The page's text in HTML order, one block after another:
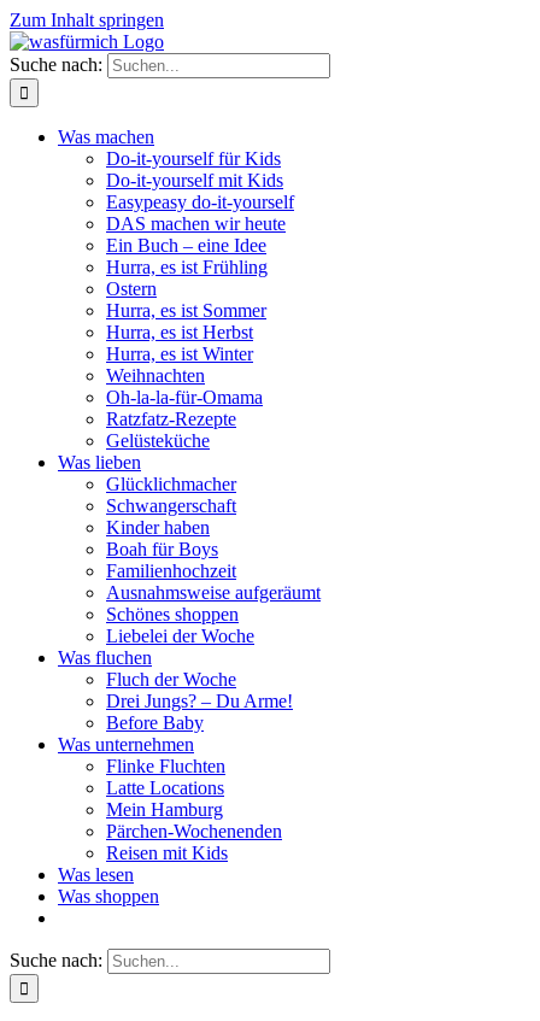
Zum Inhalt springen
Suche nach:
Was machen
Do-it-yourself für Kids
Do-it-yourself mit Kids
Easypeasy do-it-yourself
DAS machen wir heute
Ein Buch – eine Idee
Hurra, es ist Frühling
Ostern
Hurra, es ist Sommer
Hurra, es ist Herbst
Hurra, es ist Winter
Weihnachten
Oh-la-la-für-Omama
Ratzfatz-Rezepte
Gelüsteküche
Was lieben
Glücklichmacher
Schwangerschaft
Kinder haben
Boah für Boys
Familienhochzeit
Ausnahmsweise aufgeräumt
Schönes shoppen
Liebelei der Woche
Was fluchen
Fluch der Woche
Drei Jungs? – Du Arme!
Before Baby
Was unternehmen
Flinke Fluchten
Latte Locations
Mein Hamburg
Pärchen-Wochenenden
Reisen mit Kids
Was lesen
Was shoppen
Suche nach: